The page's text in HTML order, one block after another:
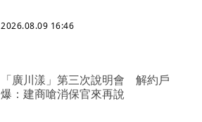
2026.08.09 16:46
「廣川漾」第三次說明會 解約戶
爆：建商嗆消保官來再說